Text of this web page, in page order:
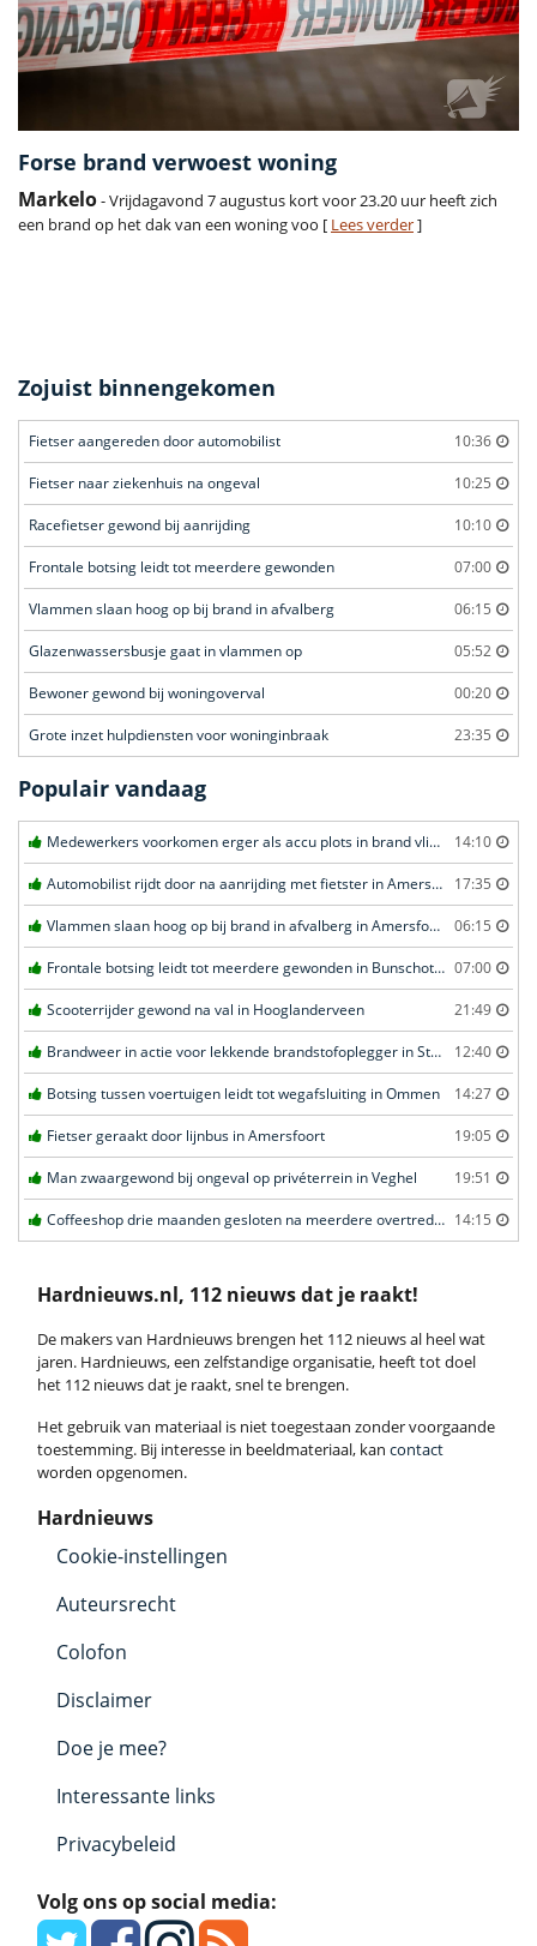
Forse brand verwoest woning
Markelo- Vrijdagavond 7 augustus kort voor 23.20 uur heeft zich
een brand op het dak van een woning voo [ Lees verder]
Zojuist binnengekomen
Fietser aangereden door automobilist 10:36
Fietser naar ziekenhuis na ongeval 10:25
Racefietser gewond bij aanrijding 10:10
Frontale botsing leidt tot meerdere gewonden 07:00
Vlammen slaan hoog op bij brand in afvalberg 06:15
Glazenwassersbusje gaat in vlammen op 05:52
Bewoner gewond bij woningoverval 00:20
Grote inzet hulpdiensten voor woninginbraak 23:35
Populair vandaag
Medewerkers voorkomen erger als accu plots in brand vliegt in Amersfoort 14:10
Automobilist rijdt door na aanrijding met fietster in Amersfoort 17:35
Vlammen slaan hoog op bij brand in afvalberg in Amersfoort 06:15
Frontale botsing leidt tot meerdere gewonden in Bunschoten-Spakenburg 07:00
Scooterrijder gewond na val in Hooglanderveen 21:49
Brandweer in actie voor lekkende brandstofoplegger in Stroe 12:40
Botsing tussen voertuigen leidt tot wegafsluiting in Ommen 14:27
Fietser geraakt door lijnbus in Amersfoort 19:05
Man zwaargewond bij ongeval op privéterrein in Veghel 19:51
Coffeeshop drie maanden gesloten na meerdere overtredingen in Leiden 14:15
Hardnieuws.nl, 112 nieuws dat je raakt!
De makers van Hardnieuws brengen het 112 nieuws al heel wat
jaren. Hardnieuws, een zelfstandige organisatie, heeft tot doel
het 112 nieuws dat je raakt, snel te brengen.
Het gebruik van materiaal is niet toegestaan zonder voorgaande
toestemming. Bij interesse in beeldmateriaal, kan contact
worden opgenomen.
Hardnieuws
Cookie-instellingen
Auteursrecht
Colofon
Disclaimer
Doe je mee?
Interessante links
Privacybeleid
Volg ons op social media: